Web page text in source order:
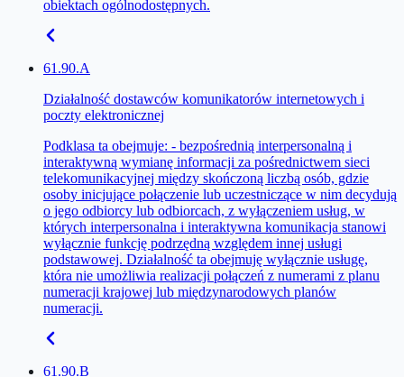
obiektach ogólnodostępnych.
61.90.A
Działalność dostawców komunikatorów internetowych i
poczty elektronicznej
Podklasa ta obejmuje: - bezpośrednią interpersonalną i
interaktywną wymianę informacji za pośrednictwem sieci
telekomunikacyjnej między skończoną liczbą osób, gdzie
osoby inicjujące połączenie lub uczestniczące w nim decydują
o jego odbiorcy lub odbiorcach, z wyłączeniem usług, w
których interpersonalna i interaktywna komunikacja stanowi
wyłącznie funkcję podrzędną względem innej usługi
podstawowej. Działalność ta obejmuję wyłącznie usługę,
która nie umożliwia realizacji połączeń z numerami z planu
numeracji krajowej lub międzynarodowych planów
numeracji.
61.90.B